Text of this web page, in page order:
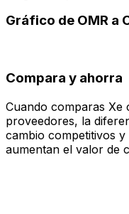
Gráfico de OMR a
Compara y ahorra
Cuando comparas
proveedores, la
cambio competitivos
aumentan el valor de